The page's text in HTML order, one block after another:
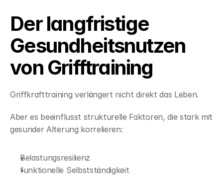
Der langfristige
Gesundheitsnutzen
von Grifftraining
Griffkrafttraining verlängert nicht direkt das Leben.
Aber es beeinflusst strukturelle Faktoren, die stark mit
gesunder Alterung korrelieren:
Belastungsresilienz
funktionelle Selbstständigkeit